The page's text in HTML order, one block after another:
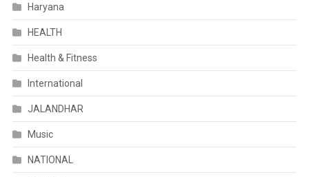
Haryana
HEALTH
Health & Fitness
International
JALANDHAR
Music
NATIONAL